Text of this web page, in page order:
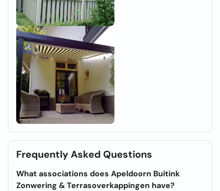
Frequently Asked Questions
What associations does Apeldoorn Buitink
Zonwering & Terrasoverkappingen have?